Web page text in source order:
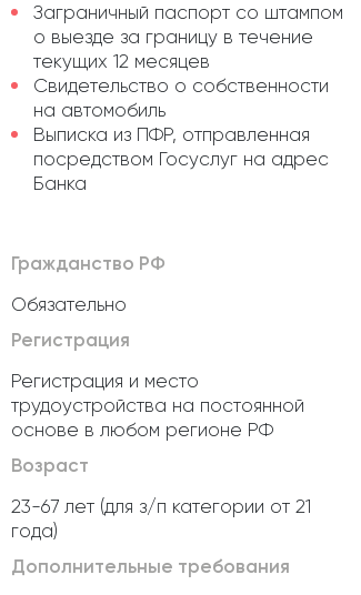
Заграничный паспорт со штампом
о выезде за границу в течение
текущих 12 месяцев
Свидетельство о собственности
на автомобиль
Выписка из ПФР, отправленная
посредством Госуслуг на адрес
Банка
Гражданство РФ
Обязательно
Регистрация
Регистрация и место
трудоустройства на постоянной
основе в любом регионе РФ
Возраст
23-67 лет (для з/п категории от 21
года)
Дополнительные требования